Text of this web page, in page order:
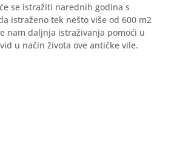
se istražiti narednih godina s
istraženo tek nešto više od 600 m2
nam daljnja istraživanja pomoći u
u način života ove antičke vile.